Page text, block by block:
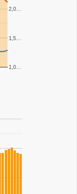
1,0…
1,5…
2,0…